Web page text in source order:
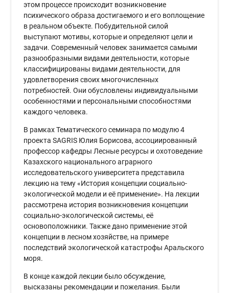
этом процессе происходит возникновение
психического образа достигаемого и его воплощение
в реальном объекте. Побудительной силой
выступают мотивы, которые и определяют цели и
задачи. Современный человек занимается самыми
разнообразными видами деятельности, которые
классифицированы видами деятельности, для
удовлетворения своих многочисленных
потребностей. Они обусловлены индивидуальными
особенностями и персональными способностями
каждого человека.
В рамках Тематического семинара по модулю 4
проекта SAGRIS Юлия Борисова, ассоциированный
профессор кафедры Лесные ресурсы и охотоведение
Казахского национального аграрного
исследовательского университета представила
лекцию на тему «История концепции социально-
экологической модели и её применение». На лекции
рассмотрена история возникновения концепции
социально-экологической системы, её
основоположники. Также дано применение этой
концепции в лесном хозяйстве, на примере
последствий экологической катастрофы Аральского
моря.
В конце каждой лекции было обсуждение,
высказаны рекомендации и пожелания. Были